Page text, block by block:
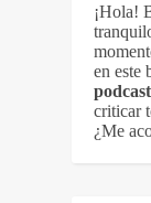
¡Hola!
en este
criticar
¿Me